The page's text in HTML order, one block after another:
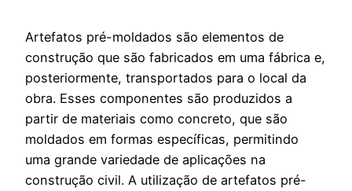
Artefatos pré-moldados são elementos de
construção que são fabricados em uma fábrica e,
posteriormente, transportados para o local da
obra. Esses componentes são produzidos a
partir de materiais como concreto, que são
moldados em formas específicas, permitindo
uma grande variedade de aplicações na
construção civil. A utilização de artefatos pré-